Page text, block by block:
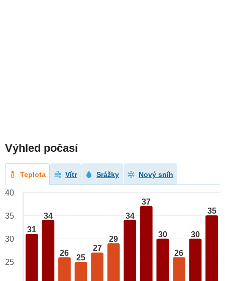
Výhled počasí
Teplota Vítr Srážky Nový sníh
31
34
26
25
27
29
34
37
30
26
30
35
40
35
30
25